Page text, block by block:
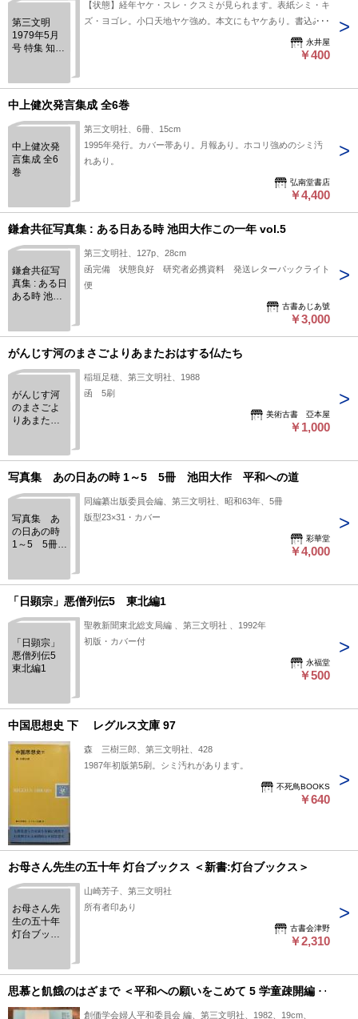
第三文明
1979年5月
号 特集 知へ
文明社
【状態】経年ヤケ・スレ・クスミが見られます。表紙シミ・キ
ズ・ヨゴレ。小口天地ヤケ強め。本文にもヤケあり。書込み・
線引など状態に見落としがありましたら、ご連絡をお願い致し
永井屋
￥400
中上健次発言集成 全6巻
中上健次発
言集成 全6
巻
第三文明社、6冊、15cm
1995年発行。カバー帯あり。月報あり。ホコリ強めのシミ汚
れあり。
弘南堂書店
￥4,400
鎌倉共征写真集 : ある日ある時 池田大作この一年 vol.5
鎌倉共征写
真集 : ある日
ある時 池田
第三文明社、127p、28cm
函完備 状態良好 研究者必携資料 発送レターパックライト
便
古書あじあ號
￥3,000
がんじす河のまさごよりあまたおはする仏たち
がんじす河
のまさごよ
りあまたお
稲垣足穂、第三文明社、1988
函 5刷
美術古書 亞本屋
￥1,000
写真集 あの日あの時 1～5 5冊 池田大作 平和への道
写真集 あ
の日あの時
1～5 5冊
同編纂出版委員会編、第三文明社、昭和63年、5冊
版型23×31・カバー
彩華堂
￥4,000
「日顕宗」悪僧列伝5 東北編1
「日顕宗」
悪僧列伝5
東北編1
聖教新聞東北総支局編 、第三文明社 、1992年
初版・カバー付
永福堂
￥500
中国思想史 下 レグルス文庫 97
森 三樹三郎、第三文明社、428
1987年初版第5刷。シミ汚れがあります。
不死鳥BOOKS
￥640
お母さん先生の五十年 灯台ブックス ＜新書:灯台ブックス＞
お母さん先
生の五十年
灯台ブック
＞
山崎芳子、第三文明社
所有者印あり
古書会津野
￥2,310
思慕と飢餓のはざまで ＜平和への願いをこめて 5 学童疎開編＞
創価学会婦人平和委員会 編、第三文明社、1982、19cm、